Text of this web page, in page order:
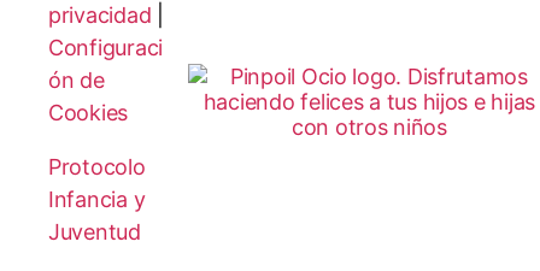
privacidad
Configuraci
ón de
Cookies
Protocolo
Infancia y
Juventud